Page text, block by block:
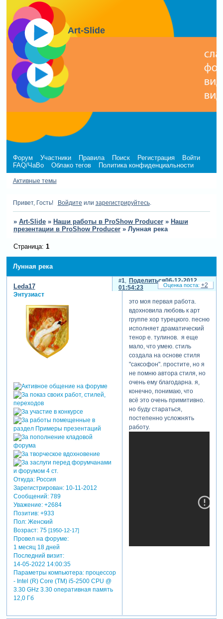
Art-Slide
Форум Участники Правила Поиск Регистрация
Войти
FAQ/ЧаВо
Облако тегов Политика конфиденциальности
Активные темы
Привет, Гость! Войдите или зарегистрируйтесь.
» Art-Slide » Наши работы в ProShow Producer » Наши
презентации в ProShow Producer » Лунная река
Лунная река
Страница: 1
Поделиться
1
06-12-2012
01:54:23
Leda17
Энтузиаст
Откуда:Россия
Зарегистрирован: 10-11-2012
Сообщений:789
Уважение: +2684
Позитив: +933
Пол:Женский
Возраст:75 [1950-12-17]
Провел на форуме:
1 месяц 18 дней
Последний визит:
14-05-2022 14:00:35
Параметры компьютера:процессор
- Intel (R) Core (TM) i5-2500 CPU @
3.30 GHz 3.30 оперативная память
12,0 Гб
это моя первая работа.
вдохновила любовь к арт
группе хор турецкого. песню
исполняет драматический
тенор е. тулинов. я еще
мало, что умею. стиль
создала на основе стиля
"саксофон". простите, но я
не помню автора стиля, но
очень ему благодарна. я,
конечно, понимаю, что
всё это очень примитивно.
но буду стараться,
постепенно усложнять
работу.
+2